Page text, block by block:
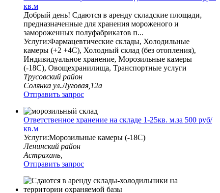
кв.м
Добрый день! Сдаются в аренду складские площади,
предназначенные для хранения мороженого и
замороженных полуфабрикатов п...
Услуги:Фармацевтические склады, Холодильные
камеры (+2 +4С), Холодный склад (без отопления),
Индивидуальное хранение, Морозильные камеры
(-18С), Овощехранилища, Транспортные услуги
Трусовский район
Солянка ул.Луговая,12а
Отправить запрос
Ответственное хранение на складе 1-25кв. м.за 500 руб/
кв.м
Услуги:Морозильные камеры (-18С)
Ленинский район
Астрахань,
Отправить запрос